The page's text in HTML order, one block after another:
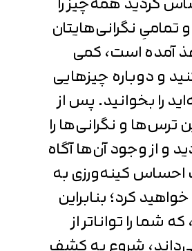
تمامیِ نگرانی‌هایتان
آمده است، کمی
و دوباره چیزهایی
را بخوانید. پس از
ترس‌ها و نگرانی‌ها را
و از وجود آن‌ها آگاه
کینه‌ورزی به
کرد؛ بنابراین
شما را تواناتر از